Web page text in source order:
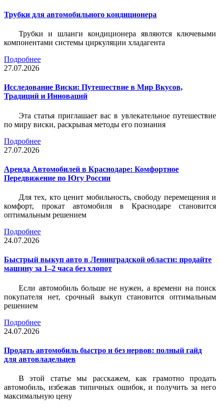
Трубки для автомобильного кондиционера
Трубки и шланги кондиционера являются ключевыми
компонентами системы циркуляции хладагента
Подробнее
27.07.2026
Исследование Виски: Путешествие в Мир Вкусов,
Традиций и Инноваций
Эта статья приглашает вас в увлекательное путешествие
по миру виски, раскрывая методы его познания
Подробнее
27.07.2026
Аренда Автомобилей в Краснодаре: Комфортное
Передвижение по Югу России
Для тех, кто ценит мобильность, свободу перемещения и
комфорт, прокат автомобиля в Краснодаре становится
оптимальным решением
Подробнее
24.07.2026
Быстрый выкуп авто в Ленинградской области: продайте
машину за 1–2 часа без хлопот
Если автомобиль больше не нужен, а времени на поиск
покупателя нет, срочный выкуп становится оптимальным
решением
Подробнее
24.07.2026
Продать автомобиль быстро и без нервов: полный гайд
для автовладельцев
В этой статье мы расскажем, как грамотно продать
автомобиль, избежав типичных ошибок, и получить за него
максимальную цену